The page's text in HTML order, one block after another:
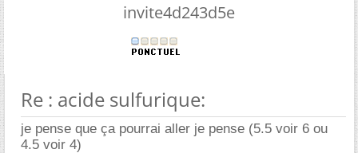
invite4d243d5e
Re : acide sulfurique:
je pense que ça pourrai aller je pense (5.5 voir 6 ou
4.5 voir 4)